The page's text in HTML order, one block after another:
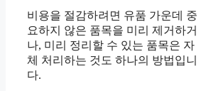
비용을 절감하려면 유품 가운데 중
요하지 않은 품목을 미리 제거하거
나, 미리 정리할 수 있는 품목은 자
체 처리하는 것도 하나의 방법입니
다.